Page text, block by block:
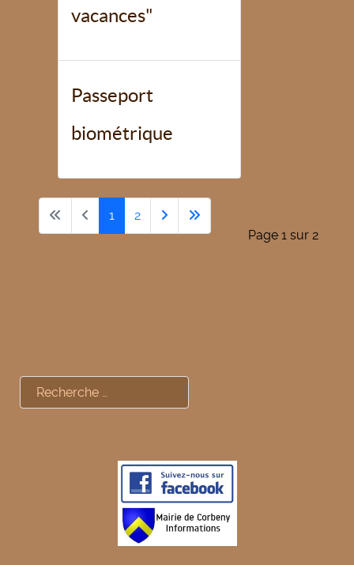
vacances"
Passeport
biométrique
Page 1 sur 2
1 2
Rechercher